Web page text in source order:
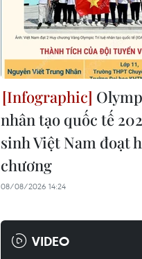
nhân tạo quốc tế
sinh Việt Nam đoạt
chương
08/08/2026 14:24
VIDEO